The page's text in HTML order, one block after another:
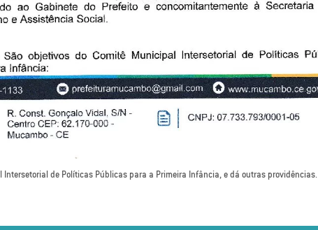
Intersetorial de Políticas Públicas para a Primeira Infância, e dá outras providências.